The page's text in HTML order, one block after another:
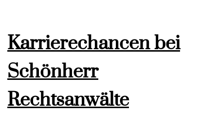
Karrierechancen bei
Schönherr
Rechtsanwälte